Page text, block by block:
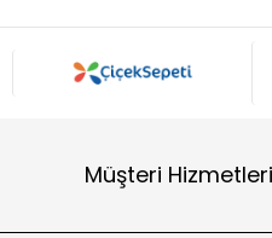
Müşteri Hizmetleri